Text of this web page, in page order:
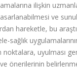
ilişkin
ve
hareketle, bu
sağlık
uyulması
önerilerinin